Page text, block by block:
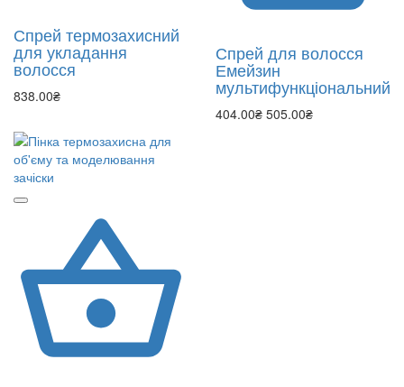
Спрей термозахисний
для укладання
волосся
838.00₴
Спрей для волосся
Емейзин
мультифункціональний
404.00₴ 505.00₴